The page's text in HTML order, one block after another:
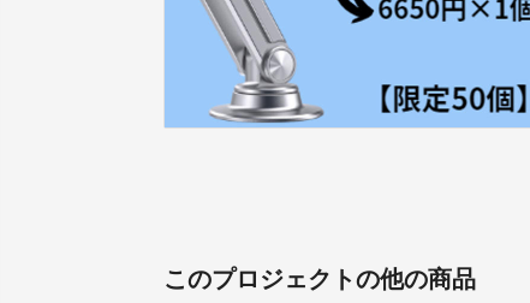
このプロジェクトの他の商品